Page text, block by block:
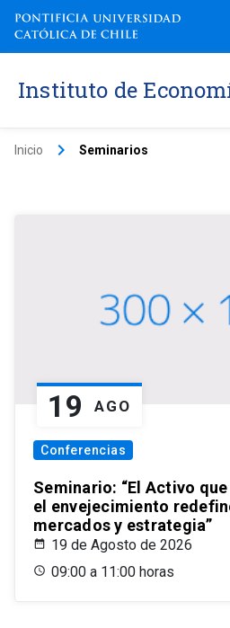
Instituto de
Inicio keyboard_arrow_right Seminarios
19 AGO
Conferencias
Seminario: “El Activo
el envejecimiento
mercados y estrategia”
19 de Agosto de 2026
09:00 a 11:00 horas